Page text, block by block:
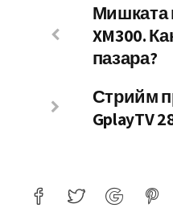
Мишката
XM300.
пазара?
Стрийм
GplayTV